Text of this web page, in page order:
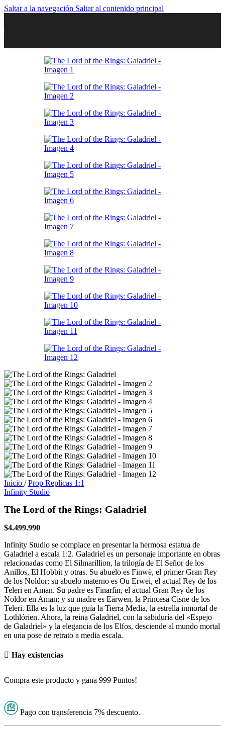
Saltar a la navegación Saltar al contenido principal
Inicio / Prop Replicas 1:1
Infinity Studio
The Lord of the Rings: Galadriel
$4.499.990
Infinity Studio se complace en presentar la hermosa estatua de
Galadriel a escala 1:2. Galadriel es un personaje importante en obras
relacionadas como El Silmarillion, la trilogía de El Señor de los
Anillos, El Hobbit y otras. Su abuelo es Finwë, el primer Gran Rey
de los Noldor; su abuelo materno es Ou Erwei, el actual Rey de los
Teleri en Aman. Su padre es Finarfin, el actual Gran Rey de los
Noldor en Aman; y su madre es Eärwen, la Princesa Cisne de los
Teleri. Ella es la luz que guía la Tierra Media, la estrella inmortal de
Lothlórien. Ahora, la reina Galadriel, con la sabiduría del «Espejo
de Galadriel» y la elegancia de los Elfos, desciende al mundo mortal
en una pose de retrato a media escala.
Hay existencias
Compra este producto y gana 999 Puntos!
Pago con transferencia 7% descuento.